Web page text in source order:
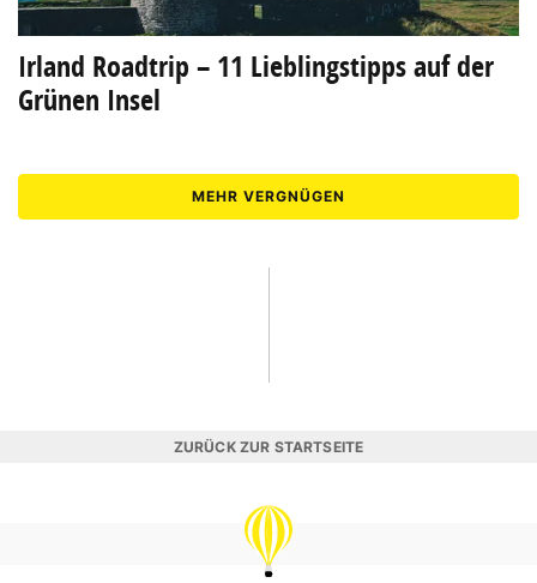
Irland Roadtrip – 11 Lieblingstipps auf der
Grünen Insel
MEHR VERGNÜGEN
ZURÜCK ZUR STARTSEITE
REISEVERGNÜGEN